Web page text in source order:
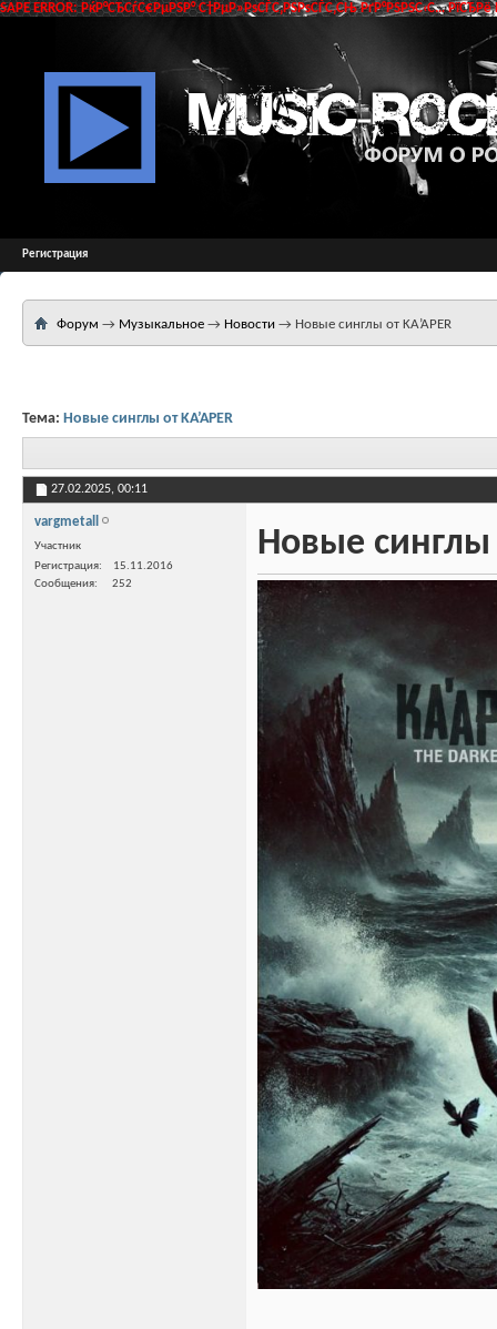
SAPE ERROR: РќР°СЂСѓС€РµРЅР° С†РµР»РѕСЃС‚РЅРѕСЃС‚СЊ РґР°РЅРЅС‹С…
Регистрация
Форум → Музыкальное → Новости → Новые синглы от KA’APER
Тема: Новые синглы от KA’APER
27.02.2025, 00:11
vargmetall
Участник
Регистрация
15.11.2016
Сообщения
252
Новые синглы